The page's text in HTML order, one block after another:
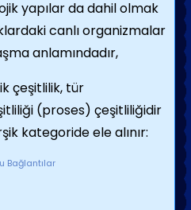
yapılar da dahil olmak
canlı organizmalar
anlamındadır,
çeşitlilik, tür
(proses) çeşitliliğidir
kategoride ele alınır:
Bağlantılar